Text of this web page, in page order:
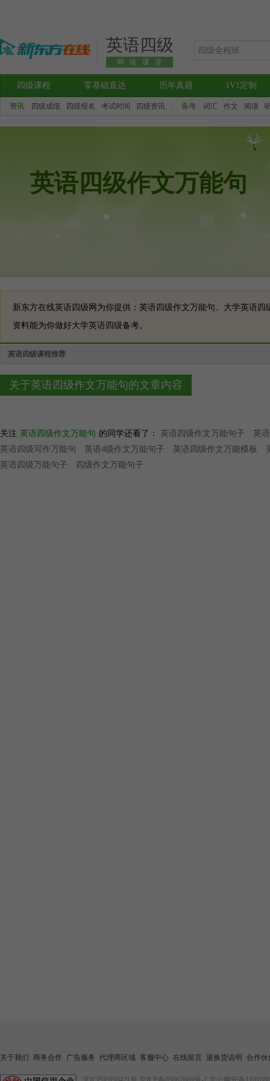
英语四级
网络课堂
四级课程 零基础直达 历年真题 1V1定制
资讯 四级成绩 四级报名 考试时间 四级资讯 备考 词汇 作文 阅读
英语四级作文万能句
新东方在线英语四级网为你提供：英语四级作文万能句、大学英语四
资料能为你做好大学英语四级备考。
英语四级课程推荐
关于英语四级作文万能句的文章内容
关注 英语四级作文万能句 的同学还看了： 英语四级作文万能句子
英
英语四级写作万能句
英语4级作文万能句子 英语四级作文万能模板
英语四级万能句子
四级作文万能句子
关于我们 商务合作 广告服务 代理商区域 客服中心 在线留言 退换货说明 合作伙